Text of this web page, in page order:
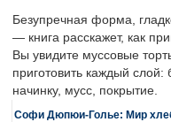
Безупречная форма,
— книга расскажет, как
Вы увидите муссовые
приготовить каждый слой:
начинку, мусс, покрытие.
Софи Дюпюи-Голье: Мир